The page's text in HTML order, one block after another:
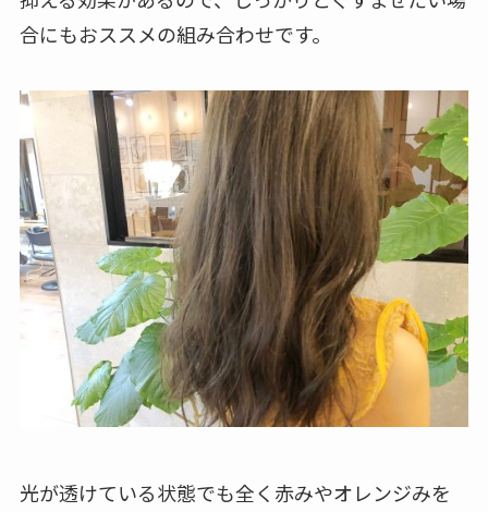
合にもおススメの組み合わせです。
光が透けている状態でも全く赤みやオレンジみを